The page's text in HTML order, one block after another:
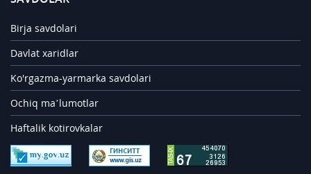
Birja savdolari
Davlat xaridlar
Ko'rgazma-yarmarka savdolari
Ochiq ma’lumotlar
Haftalik kotirovkalar